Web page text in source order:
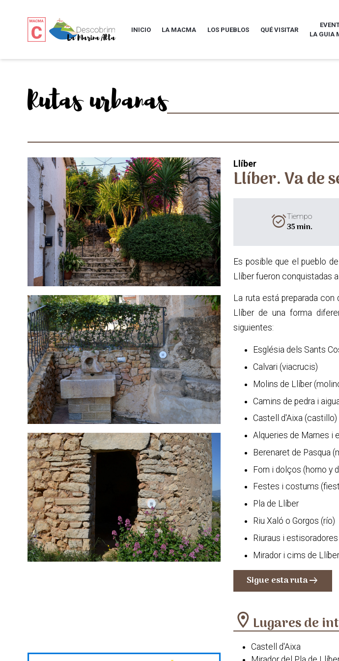
INICIO LA MACMA LOS PUEBLOS QUÉ VISITAR
LA GUIA
Rutas urbanas
Llíber
Llíber. Va de
alarm_onTiempo
35 min.
Es posible que el pueblo
Llíber fueron conquistadas
La ruta está preparada
Llíber de una forma
siguientes:
Església dels Sants
Calvari (viacrucis)
Molins de Llíber
Camins de pedra i
Castell d'Aixa (castillo)
Alqueries de Marnes i
Berenaret de Pasqua
Forn i dolços (horno y
Festes i costums
Pla de Llíber
Riu Xaló o Gorgos (río)
Riuraus i
Mirador i cims de
Sigue esta rutaarrow_right_alt
location_on Lugares de
Castell d'Aixa